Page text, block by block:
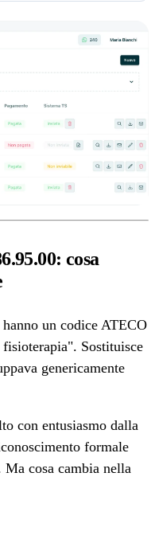
cosa
un codice ATECO
Sostituisce
genericamente
con entusiasmo dalla
formale
cosa cambia nella